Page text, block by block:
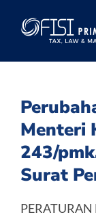
Menteri
243/
Surat